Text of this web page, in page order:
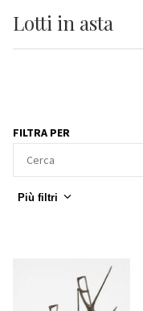
Lotti in asta
FILTRA PER
Più filtri